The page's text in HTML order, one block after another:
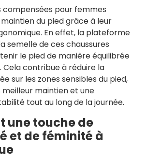
compensées pour femmes
du pied grâce à leur
En effet, la plateforme
semelle de ces chaussures
le pied de manière équilibrée
contribue à réduire la
sur les zones sensibles du pied,
maintien et une
tout au long de la journée.
une touche de
et de féminité à